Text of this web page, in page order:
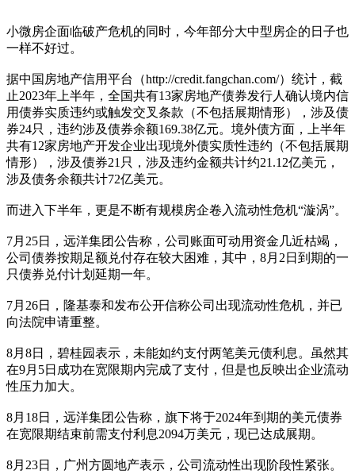
小微房企面临破产危机的同时，今年部分大中型房企的日子也
一样不好过。
据中国房地产信用平台（http://credit.fangchan.com/）统计，截
止2023年上半年，全国共有13家房地产债券发行人确认境内信
用债券实质违约或触发交叉条款（不包括展期情形），涉及债
券24只，违约涉及债券余额169.38亿元。境外债方面，上半年
共有12家房地产开发企业出现境外债实质性违约（不包括展期
情形），涉及债券21只，涉及违约金额共计约21.12亿美元，
涉及债务余额共计72亿美元。
而进入下半年，更是不断有规模房企卷入流动性危机“漩涡”。
7月25日，远洋集团公告称，公司账面可动用资金几近枯竭，
公司债券按期足额兑付存在较大困难，其中，8月2日到期的一
只债券兑付计划延期一年。
7月26日，隆基泰和发布公开信称公司出现流动性危机，并已
向法院申请重整。
8月8日，碧桂园表示，未能如约支付两笔美元债利息。虽然其
在9月5日成功在宽限期内完成了支付，但是也反映出企业流动
性压力加大。
8月18日，远洋集团公告称，旗下将于2024年到期的美元债券
在宽限期结束前需支付利息2094万美元，现已达成展期。
8月23日，广州方圆地产表示，公司流动性出现阶段性紧张。